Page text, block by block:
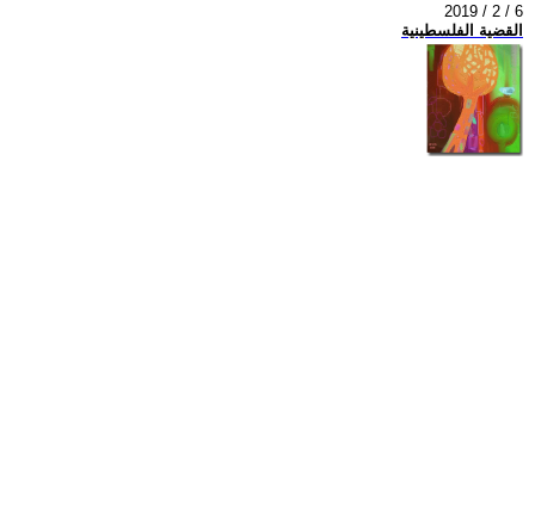
2019 / 2 / 6
القضية الفلسطينية